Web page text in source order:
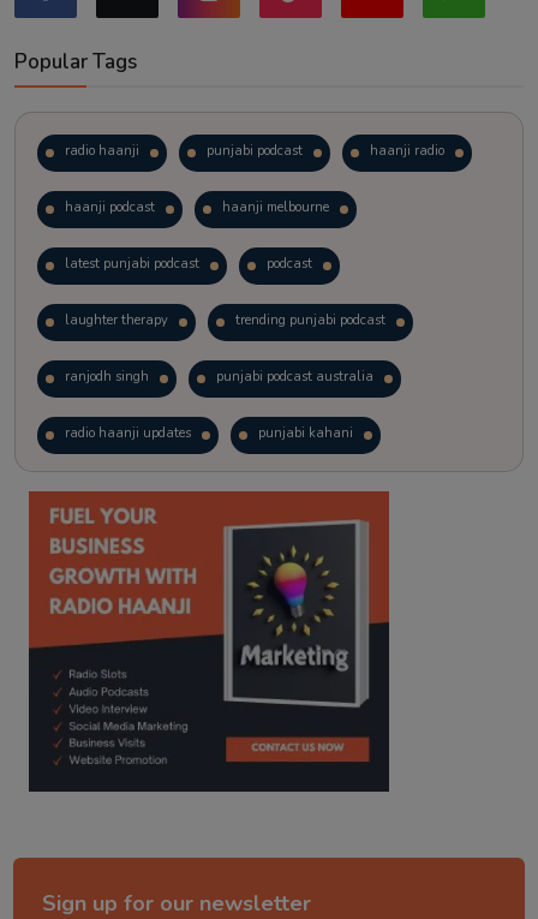
Popular Tags
radio haanji punjabi podcast haanji radio
haanji podcast haanji melbourne
latest punjabi podcast podcast
laughter therapy trending punjabi podcast
ranjodh singh punjabi podcast australia
radio haanji updates punjabi kahani
kitaab kahani punjabi story
Sign up for our newsletter